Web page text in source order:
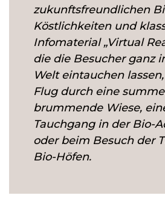
zukunftsfreundlichen
Köstlichkeiten und
Infomaterial „Virtual
die die Besucher ganz
Welt eintauchen
Flug durch eine
brummende Wiese,
Tauchgang in der Bio-
oder beim Besuch der
Bio-Höfen.